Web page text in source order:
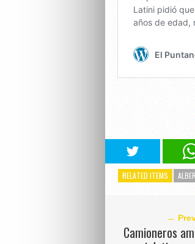
RELATED ITEMS
←
Camioneros